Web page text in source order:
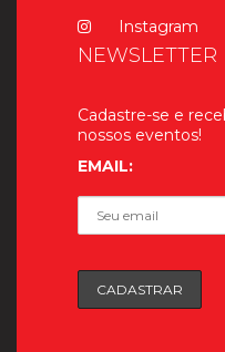
Instagram
NEWSLETTER
Cadastre-se e
nossos eventos!
EMAIL: